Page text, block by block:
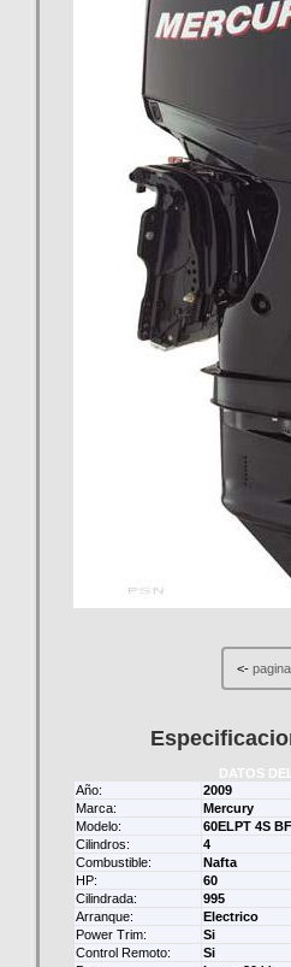
<-
DATOS
Año:
2009
Marca:
Mercury
Modelo:
60ELPT 4S
Cilindros:
4
Combustible:
Nafta
HP:
60
Cilindrada:
995
Arranque:
Electrico
Power Trim:
Si
Control Remoto:
Si